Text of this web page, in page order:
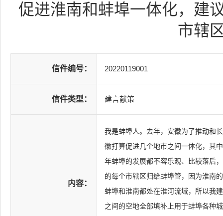
促进淮南和蚌埠一体化，建
市辖
信件编号： 20220119001
信件类型： 建言献策
内容：
我是蚌埠人。去年，安徽为了推动和
徽打算促进几个地市之间一体化，其
年蚌埠的发展都不容乐观、比较落后
的每个市辖区归给蚌埠管，因为淮南
蚌埠和淮南都处在淮河流域，所以我
之间的空地全部填补上用于蚌埠各种